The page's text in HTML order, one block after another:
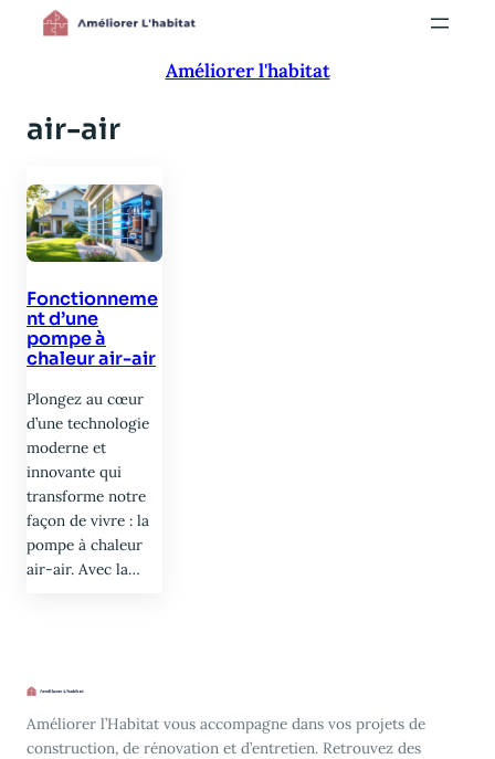
Aller
Améliorer l'habitat
air-air
Fonctionneme
nt d’une
pompe à
chaleur air-air
Plongez au cœur
d’une technologie
moderne et
innovante qui
transforme notre
façon de vivre : la
pompe à chaleur
air-air. Avec la…
Améliorer l’Habitat vous accompagne dans vos projets de
construction, de rénovation et d’entretien. Retrouvez des